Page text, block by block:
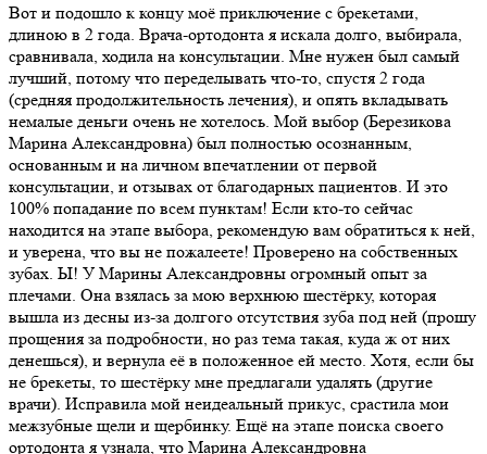
Вот и подошло к концу моё приключение с брекетами,
длиною в 2 года. Врача-ортодонта я искала долго, выбирала,
сравнивала, ходила на консультации. Мне нужен был самый
лучший, потому что переделывать что-то, спустя 2 года
(средняя продолжительность лечения), и опять вкладывать
немалые деньги очень не хотелось. Мой выбор (Березикова
Марина Александровна) был полностью осознанным,
основанным и на личном впечатлении от первой
консультации, и отзывах от благодарных пациентов. И это
100% попадание по всем пунктам! Если кто-то сейчас
находится на этапе выбора, рекомендую вам обратиться к ней,
и уверена, что вы не пожалеете! Проверено на собственных
зубах. Ы! У Марины Александровны огромный опыт за
плечами. Она взялась за мою верхнюю шестёрку, которая
вышла из десны из-за долгого отсутствия зуба под ней (прошу
прощения за подробности, но раз тема такая, куда ж от них
денешься), и вернула её в положенное ей место. Хотя, если бы
не брекеты, то шестёрку мне предлагали удалять (другие
врачи). Исправила мой неидеальный прикус, срастила мои
межзубные щели и щербинку. Ещё на этапе поиска своего
ортодонта я узнала, что Марина Александровна